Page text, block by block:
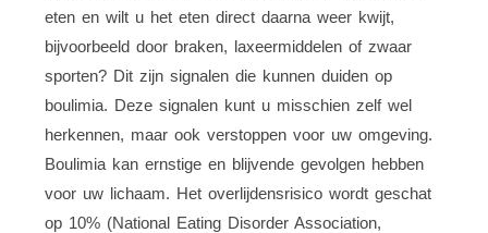
eten en wilt u het eten direct daarna weer kwijt,
bijvoorbeeld door braken, laxeermiddelen of zwaar
sporten? Dit zijn signalen die kunnen duiden op
boulimia. Deze signalen kunt u misschien zelf wel
herkennen, maar ook verstoppen voor uw omgeving.
Boulimia kan ernstige en blijvende gevolgen hebben
voor uw lichaam. Het overlijdensrisico wordt geschat
op 10% (National Eating Disorder Association,